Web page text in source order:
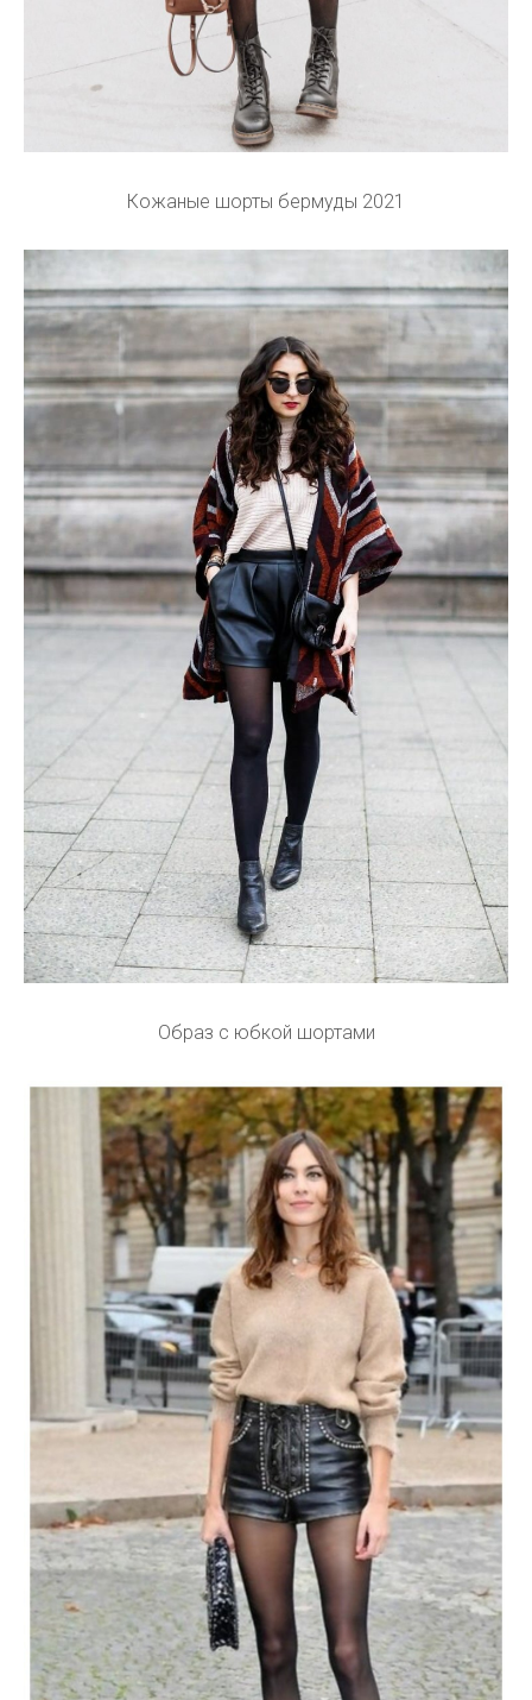
Кожаные шорты бермуды 2021
Образ с юбкой шортами